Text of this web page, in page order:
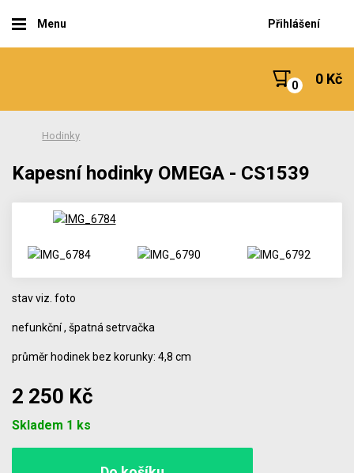
Menu Přihlášení
0 Kč
Hodinky
Kapesní hodinky OMEGA - CS1539
stav viz. foto
nefunkční , špatná setrvačka
průměr hodinek bez korunky: 4,8 cm
2 250 Kč
Skladem 1 ks